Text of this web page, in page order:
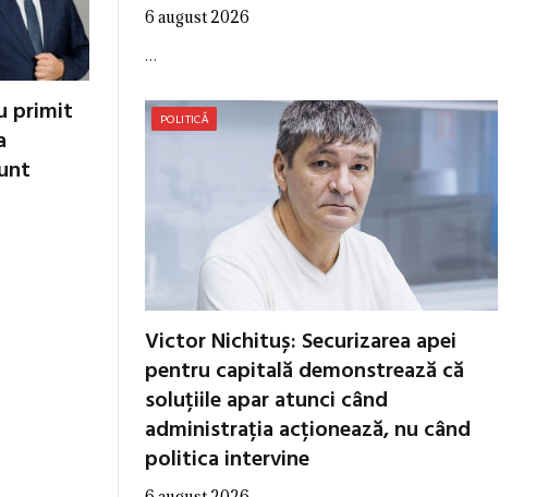
primit
6 august 2026
…
POLITICĂ
Victor Nichituș: Securizarea apei
pentru capitală demonstrează că
soluțiile apar atunci când
administrația acționează, nu când
politica intervine